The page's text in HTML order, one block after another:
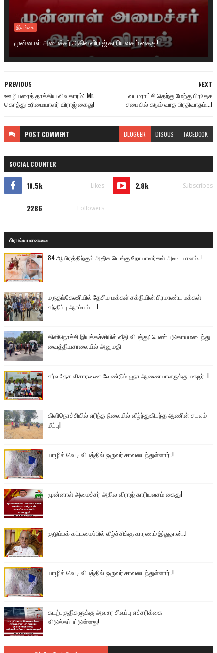
இலங்கை
முன்னாள் அமைச்சர் அகில விராஜ் காரியவசம் கைது!
NEXT
வடமராட்சி தெற்கு மேற்கு பிரதேச
சபையில் கடும் வாத பிரதிவாதம்...!
PREVIOUS
ஊழியரைத் தாக்கிய விவகாரம்: 'Mr.
கொத்து' உரிமையாளர் விராஜ் கைது!
POST COMMENT BLOGGER DISQUS FACEBOOK
SOCIAL COUNTER
18.5k Likes 2.8k Subscribes
2286 Followers
பிரபல்யமானவை
84 ஆயிரத்திற்கும் அதிக டெங்கு நோயாளர்கள் அடையாளம்..!
மருதங்கேணியில் தேசிய மக்கள் சக்தியின் பிரமாண்ட மக்கள்
சந்திப்பு ஆரம்பம்.....!
கிளிநொச்சி இயக்கச்சியில் வீதி விபத்து: பெண் படுகாயமடைந்து
வைத்தியசாலையில் அனுமதி
சர்வதேச விசாரணை வேண்டும் ஐநா ஆணையாளருக்கு மகஜர்..!
கிளிநொச்சியில் எரிந்த நிலையில் வீழ்ந்துகிடந்த ஆணின் சடலம்
மீட்பு!
யாழில் வெடி விபத்தில் ஒருவர் சாவடைந்துள்ளார்..!
முன்னாள் அமைச்சர் அகில விராஜ் காரியவசம் கைது!
குடும்பக் கட்டமைப்பில் வீழ்ச்சிக்கு காரணம் இதுதான்..!
யாழில் வெடி விபத்தில் ஒருவர் சாவடைந்துள்ளார்..!
கடற்பகுதிகளுக்கு அவசர சிவப்பு எச்சரிக்கை
விடுக்கப்பட்டுள்ளது!